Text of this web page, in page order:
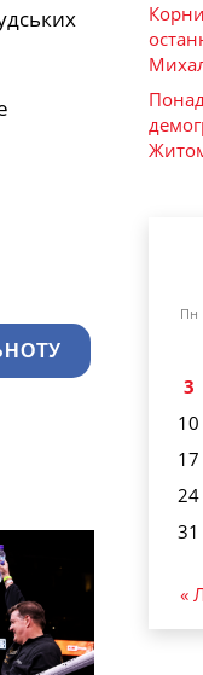
Пн
3
10
17
24
31
«